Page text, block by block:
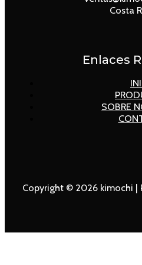
Costa
Enlaces
SOBRE
Copyright © 2026 kimochi |